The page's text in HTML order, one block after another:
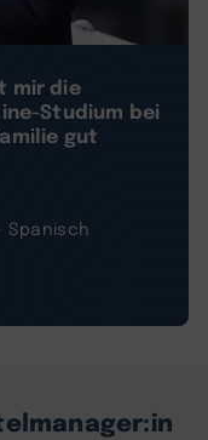
mir die
Studium bei
gut